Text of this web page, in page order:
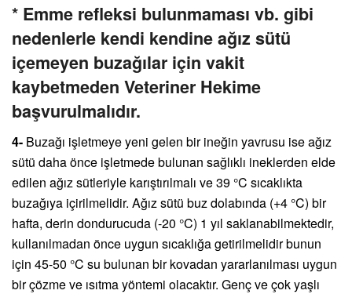
* Emme refleksi bulunmaması vb. gibi
nedenlerle kendi kendine ağız sütü
içemeyen buzağılar için vakit
kaybetmeden Veteriner Hekime
başvurulmalıdır.
4- Buzağı işletmeye yeni gelen bir ineğin yavrusu ise ağız
sütü daha önce işletmede bulunan sağlıklı ineklerden elde
edilen ağız sütleriyle karıştırılmalı ve 39 °C sıcaklıkta
buzağıya içirilmelidir. Ağız sütü buz dolabında (+4 °C) bir
hafta, derin dondurucuda (-20 °C) 1 yıl saklanabilmektedir,
kullanılmadan önce uygun sıcaklığa getirilmelidir bunun
için 45-50 °C su bulunan bir kovadan yararlanılması uygun
bir çözme ve ısıtma yöntemi olacaktır. Genç ve çok yaşlı